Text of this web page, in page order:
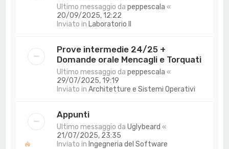
Ultimo messaggio dapeppescala «
20/09/2025, 12:22
Inviato in Laboratorio II
Prove intermedie 24/25 +
Domande orale Mencagli e Torquati
Ultimo messaggio dapeppescala «
29/07/2025, 19:19
Inviato inArchitetture e Sistemi Operativi
Appunti
Ultimo messaggio daUglybeard «
21/07/2025, 23:35
Inviato in Ingegneria del Software